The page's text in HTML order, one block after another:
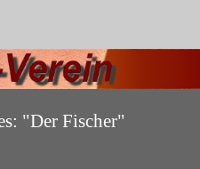
"Der Fischer"